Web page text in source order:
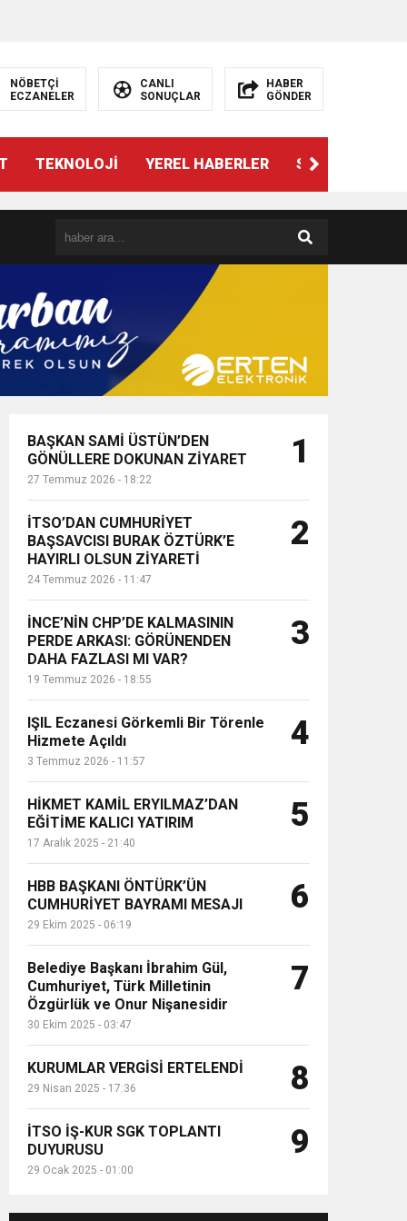
NÖBETÇİ
ECZANELER
CANLI
SONUÇLAR
HABER
GÖNDER
TEKNOLOJİ YEREL HABERLER SPOR
BAŞKAN SAMİ ÜSTÜN’DEN
GÖNÜLLERE DOKUNAN ZİYARET
27 Temmuz 2026 - 18:22
1
İTSO’DAN CUMHURİYET
BAŞSAVCISI BURAK ÖZTÜRK’E
HAYIRLI OLSUN ZİYARETİ
24 Temmuz 2026 - 11:47
2
İNCE’NİN CHP’DE KALMASININ
PERDE ARKASI: GÖRÜNENDEN
DAHA FAZLASI MI VAR?
19 Temmuz 2026 - 18:55
3
IŞIL Eczanesi Görkemli Bir Törenle
Hizmete Açıldı
3 Temmuz 2026 - 11:57
4
HİKMET KAMİL ERYILMAZ’DAN
EĞİTİME KALICI YATIRIM
17 Aralık 2025 - 21:40
5
HBB BAŞKANI ÖNTÜRK’ÜN
CUMHURİYET BAYRAMI MESAJI
29 Ekim 2025 - 06:19
6
Belediye Başkanı İbrahim Gül,
Cumhuriyet, Türk Milletinin
Özgürlük ve Onur Nişanesidir
30 Ekim 2025 - 03:47
7
KURUMLAR VERGİSİ ERTELENDİ
29 Nisan 2025 - 17:36 8
İTSO İŞ-KUR SGK TOPLANTI
DUYURUSU
29 Ocak 2025 - 01:00
9